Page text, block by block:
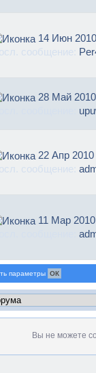
14 Июн
сообщение:
28 Май
22 Апр 2010
сообщение:
11 Мар
сообщение:
параметры
Вы не можете